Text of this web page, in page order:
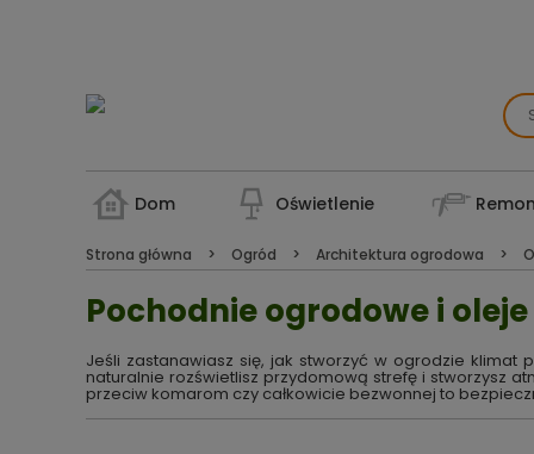
Dom Oświetlenie
Strona główna Ogród Architektura ogrodowa
Pochodnie ogrodowe i
Jeśli zastanawiasz się, jak stworzyć w ogrodzie
naturalnie rozświetlisz przydomową strefę i stworzysz
przeciw komarom czy całkowicie bezwonnej to